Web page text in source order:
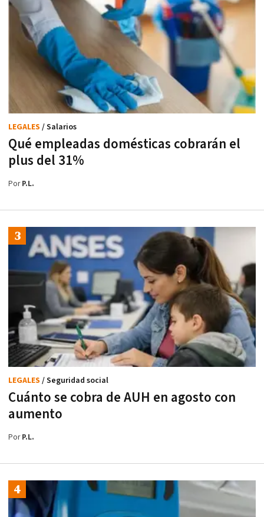
Qué empleadas domésticas cobrarán el
plus del 31%
LEGALES / Salarios
PorP.L.
Cuánto se cobra de AUH en agosto con
aumento
LEGALES / Seguridad social
PorP.L.